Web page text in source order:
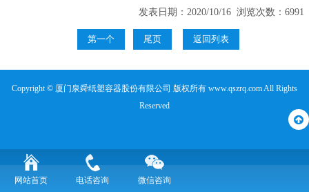
发表日期：2020/10/16 浏览次数：6991
第一个 尾页 返回列表
Copyright © 厦门泉舜纸塑容器股份有限公司 版权所有 www.qszrq.com All Rights
Reserved
网站首页 电话咨询 微信咨询